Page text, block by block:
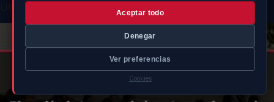
Aceptar todo
Denegar
Ver preferencias
Cookies
Últimas noticias